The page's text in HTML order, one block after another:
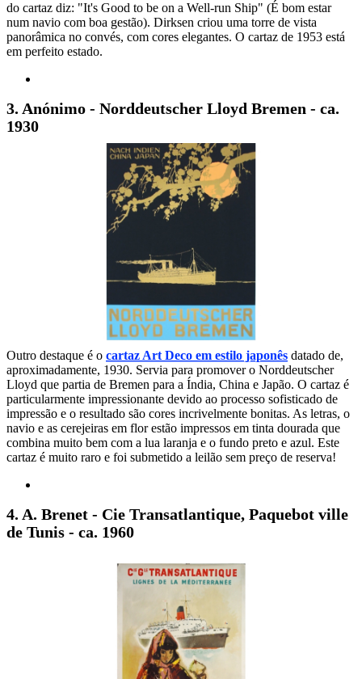
do cartaz diz: "It's Good to be on a Well-run Ship" (É bom estar
num navio com boa gestão). Dirksen criou uma torre de vista
panorâmica no convés, com cores elegantes. O cartaz de 1953 está
em perfeito estado.
3. Anónimo - Norddeutscher Lloyd Bremen - ca.
1930
Outro destaque é o cartaz Art Deco em estilo japonês datado de,
aproximadamente, 1930. Servia para promover o Norddeutscher
Lloyd que partia de Bremen para a Índia, China e Japão. O cartaz é
particularmente impressionante devido ao processo sofisticado de
impressão e o resultado são cores incrivelmente bonitas. As letras, o
navio e as cerejeiras em flor estão impressos em tinta dourada que
combina muito bem com a lua laranja e o fundo preto e azul. Este
cartaz é muito raro e foi submetido a leilão sem preço de reserva!
4. A. Brenet - Cie Transatlantique, Paquebot ville
de Tunis - ca. 1960